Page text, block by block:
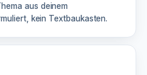
aus deinem
kein Textbaukasten.